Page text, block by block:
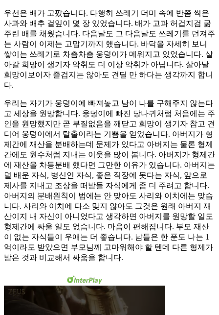
우선은 배가 고팠습니다. 다행히 쓰레기 더미 속에 반쯤 썩은
사과와 배추 겉잎이 몇 장 있었습니다. 배가 고파 허겁지검 굶
주린 배를 채웠습니다. 다음날도 그 다음날도 쓰레기를 던져주
는 사람이 이제는 고맙기까지 했습니다. 바닥을 자세히 보니
쌓이는 쓰레기로 차츰차츰 웅덩이가 메워지고 있었습니다. 살
아갈 희망이 생기자 악취도 더 이상 악취가 아닙니다. 살아날
희망이보이자 즐겁지는 않아도 견딜 만 하다는 생각까지 합니
다.
우리는 자기가 웅덩이에 빠져놓고 남이 나를 구해주지 않는다
고 세상을 원망합니다. 웅덩이에 빠진 당나귀처럼 처음에는 주
인을 원망했지만 곧 부질없음을 깨닫고 희망이 생기자 참고 견
디어 웅덩이에서 탈출이라는 기쁨을 얻었습니다. 아버지가 형
제간에 재산을 분배하는데 문제가 있다고 아버지는 물론 형제
간에도 원수처럼 지내는 이웃을 많이 봅니다. 아버지가 형제간
에 재산을 차등분배 했다면 그만한 이유가 있습니다. 아버지는
덜 배운 자식, 병신인 자식, 좋은 직장에 못다는 자식, 앞으로
제사를 지내고 조상을 떠받들 자식에게 좀 더 주려고 합니다.
아버지의 분배원칙이 법에는 안 맞아도 사리와 이치에는 맞습
니다. 사리와 이치에 다소 맞지 않아도 그것은 원래 아버지 재
산이지 내 자신이 아니었다고 생각하면 아버지를 원망할 일도
형제간에 싸울 일도 없습니다. 마음이 편해집니다. 부모 재산
이 없는 자식들이 우애는 더 좋습니다. 남들은 한 푼도 나는 1
억이라도 받았으면 부모님께 고마워해야 할 텐데 다른 형제가
받은 것과 비교해서 싸움을 합니다.